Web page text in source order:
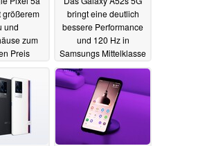
größerem
und
zum
Preis
bringt eine deutlich
bessere Performance
und 120 Hz in
Samsungs Mittelklasse
17.08.2021